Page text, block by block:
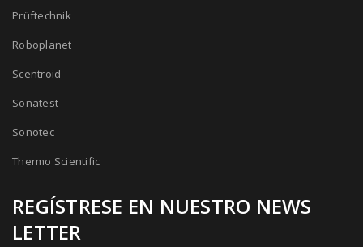
Prüftechnik
Roboplanet
Scentroid
Sonatest
Sonotec
Thermo Scientific
REGÍSTRESE EN NUESTRO NEWS
LETTER